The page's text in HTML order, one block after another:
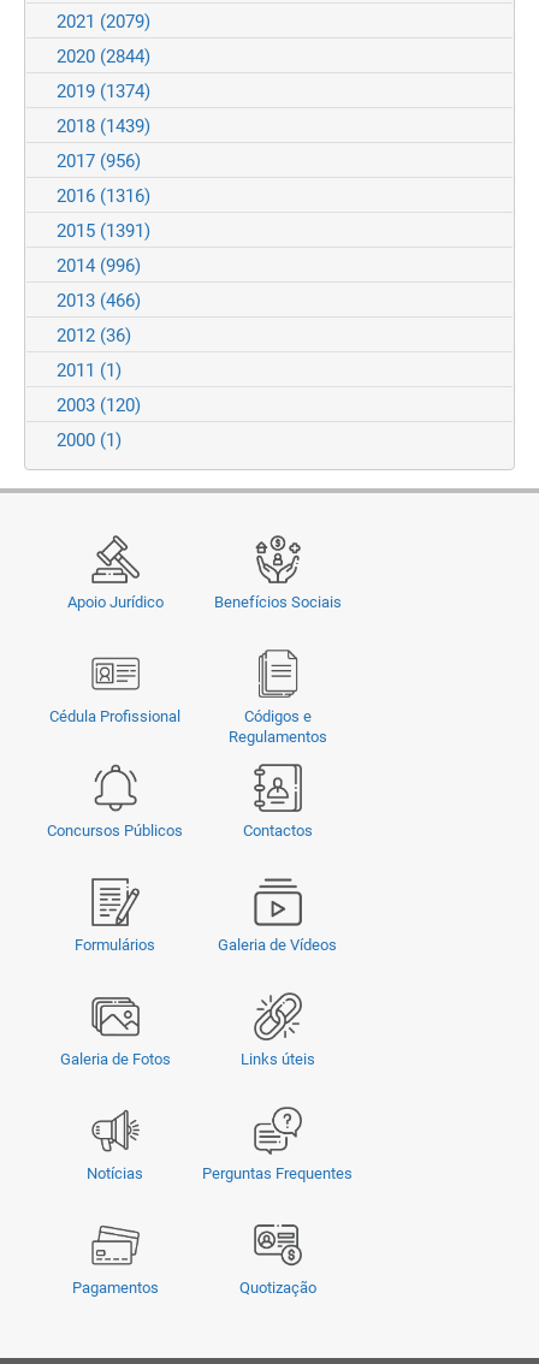
2021 (2079)
2020 (2844)
2019 (1374)
2018 (1439)
2017 (956)
2016 (1316)
2015 (1391)
2014 (996)
2013 (466)
2012 (36)
2011 (1)
2003 (120)
2000 (1)
Apoio Jurídico Benefícios Sociais
Cédula Profissional
Códigos e
Regulamentos
Concursos Públicos Contactos
Formulários Galeria de Vídeos
Galeria de Fotos Links úteis
Notícias Perguntas Frequentes
Pagamentos Quotização